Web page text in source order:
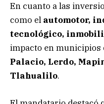
En cuanto a las
como el automotor,
tecnológico,
impacto en municipios
Palacio, Lerdo,
Tlahualilo.